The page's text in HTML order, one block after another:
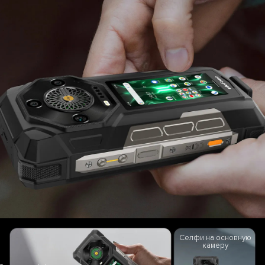
Селфи на основную
камеру